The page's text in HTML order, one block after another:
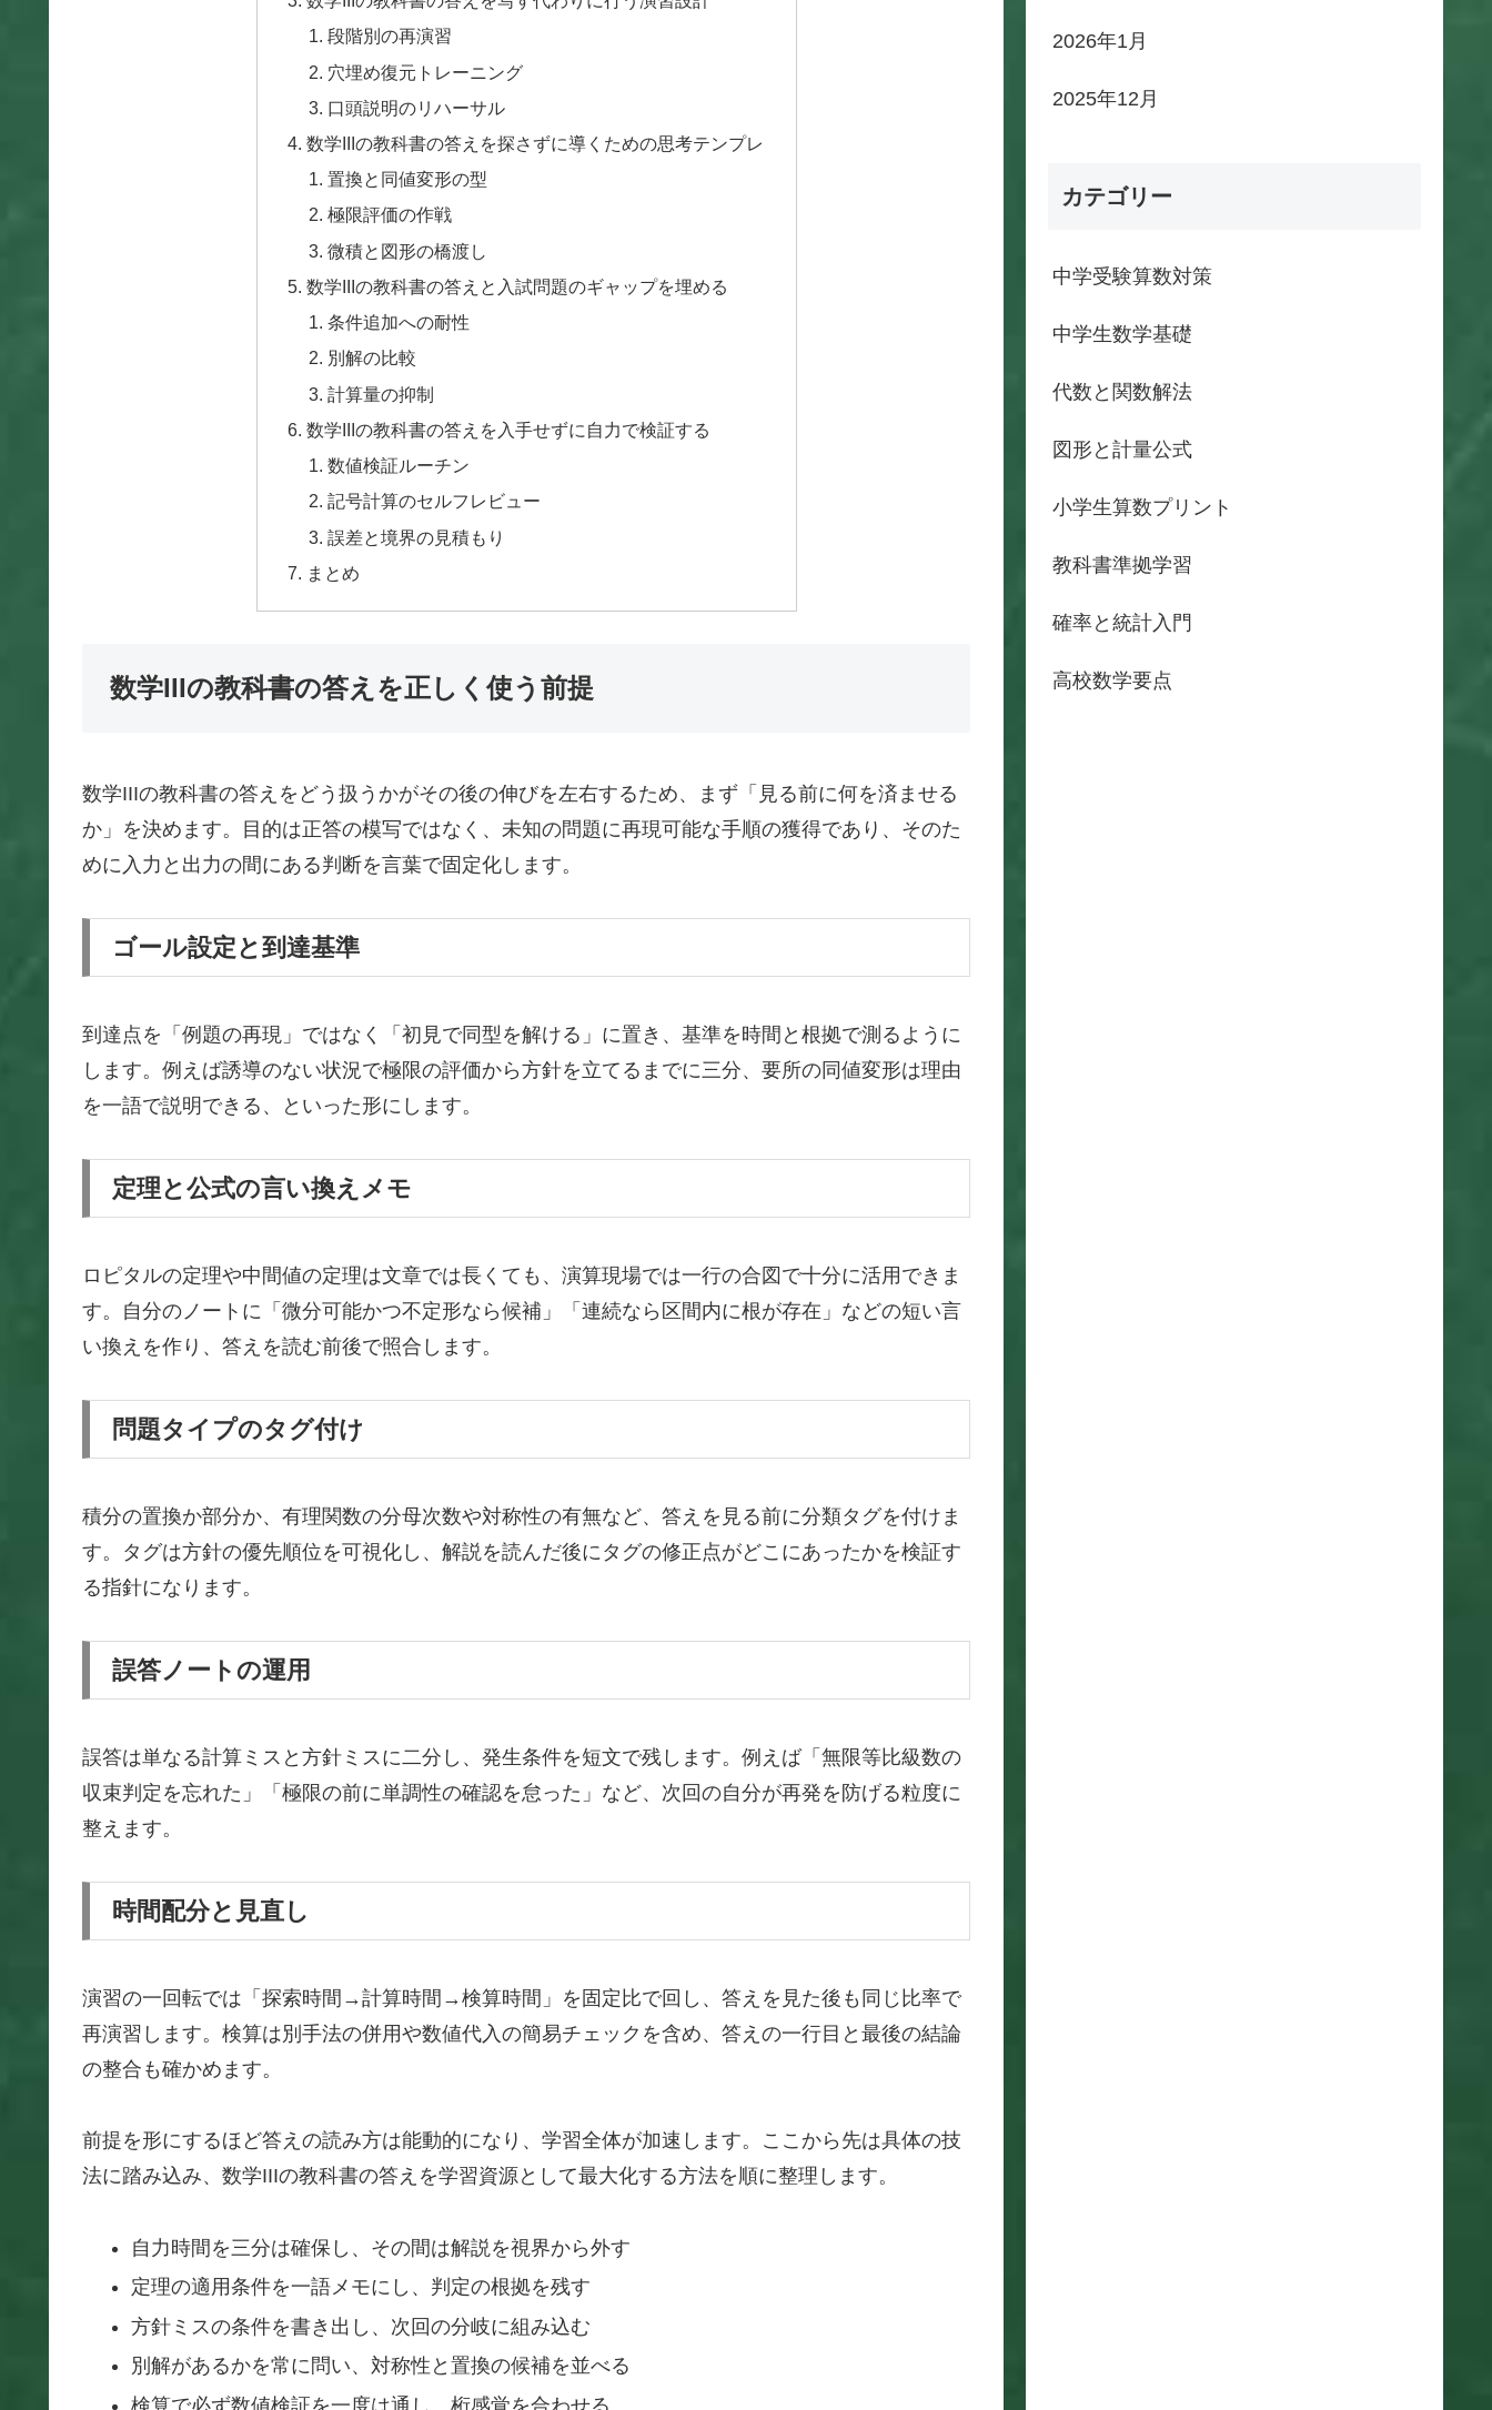
段階別の再演習
穴埋め復元トレーニング
口頭説明のリハーサル
数学IIIの教科書の答えを探さずに導くための思考テンプレ
置換と同値変形の型
極限評価の作戦
微積と図形の橋渡し
数学IIIの教科書の答えと入試問題のギャップを埋める
条件追加への耐性
別解の比較
計算量の抑制
数学IIIの教科書の答えを入手せずに自力で検証する
数値検証ルーチン
記号計算のセルフレビュー
誤差と境界の見積もり
まとめ
数学IIIの教科書の答えを正しく使う前提
数学IIIの教科書の答えをどう扱うかがその後の伸びを左右するため、まず「見る前に何を済ませる
か」を決めます。目的は正答の模写ではなく、未知の問題に再現可能な手順の獲得であり、そのた
めに入力と出力の間にある判断を言葉で固定化します。
ゴール設定と到達基準
到達点を「例題の再現」ではなく「初見で同型を解ける」に置き、基準を時間と根拠で測るように
します。例えば誘導のない状況で極限の評価から方針を立てるまでに三分、要所の同値変形は理由
を一語で説明できる、といった形にします。
定理と公式の言い換えメモ
ロピタルの定理や中間値の定理は文章では長くても、演算現場では一行の合図で十分に活用できま
す。自分のノートに「微分可能かつ不定形なら候補」「連続なら区間内に根が存在」などの短い言
い換えを作り、答えを読む前後で照合します。
問題タイプのタグ付け
積分の置換か部分か、有理関数の分母次数や対称性の有無など、答えを見る前に分類タグを付けま
す。タグは方針の優先順位を可視化し、解説を読んだ後にタグの修正点がどこにあったかを検証す
る指針になります。
誤答ノートの運用
誤答は単なる計算ミスと方針ミスに二分し、発生条件を短文で残します。例えば「無限等比級数の
収束判定を忘れた」「極限の前に単調性の確認を怠った」など、次回の自分が再発を防げる粒度に
整えます。
時間配分と見直し
演習の一回転では「探索時間→計算時間→検算時間」を固定比で回し、答えを見た後も同じ比率で
再演習します。検算は別手法の併用や数値代入の簡易チェックを含め、答えの一行目と最後の結論
の整合も確かめます。
前提を形にするほど答えの読み方は能動的になり、学習全体が加速します。ここから先は具体の技
法に踏み込み、数学IIIの教科書の答えを学習資源として最大化する方法を順に整理します。
自力時間を三分は確保し、その間は解説を視界から外す
定理の適用条件を一語メモにし、判定の根拠を残す
方針ミスの条件を書き出し、次回の分岐に組み込む
別解があるかを常に問い、対称性と置換の候補を並べる
2026年1月
2025年12月
カテゴリー
中学受験算数対策
中学生数学基礎
代数と関数解法
図形と計量公式
小学生算数プリント
教科書準拠学習
確率と統計入門
高校数学要点